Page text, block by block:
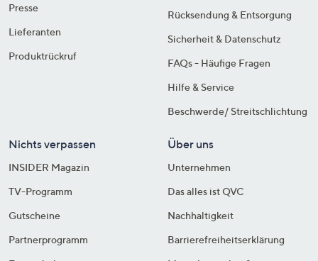
Presse
Lieferanten
Produktrückruf
Rücksendung & Entsorgung
Sicherheit & Datenschutz
FAQs - Häufige Fragen
Hilfe & Service
Beschwerde/ Streitschlichtung
Nichts verpassen
INSIDER Magazin
TV-Programm
Gutscheine
Partnerprogramm
Über uns
Unternehmen
Das alles ist QVC
Nachhaltigkeit
Barrierefreiheitserklärung